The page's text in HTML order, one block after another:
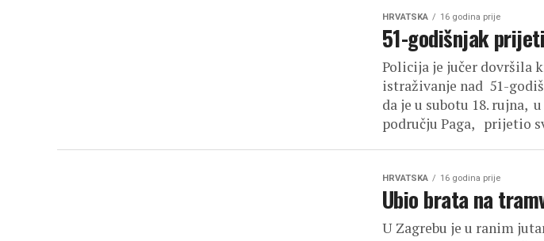
HRVATSKA 16 godina prije
51-godišnjak
Policija je jučer dovršila
istraživanje nad 51-
da je u subotu 18. rujna,
području Paga, prijetio
HRVATSKA 16 godina prije
Ubio brata na
U Zagrebu je u ranim